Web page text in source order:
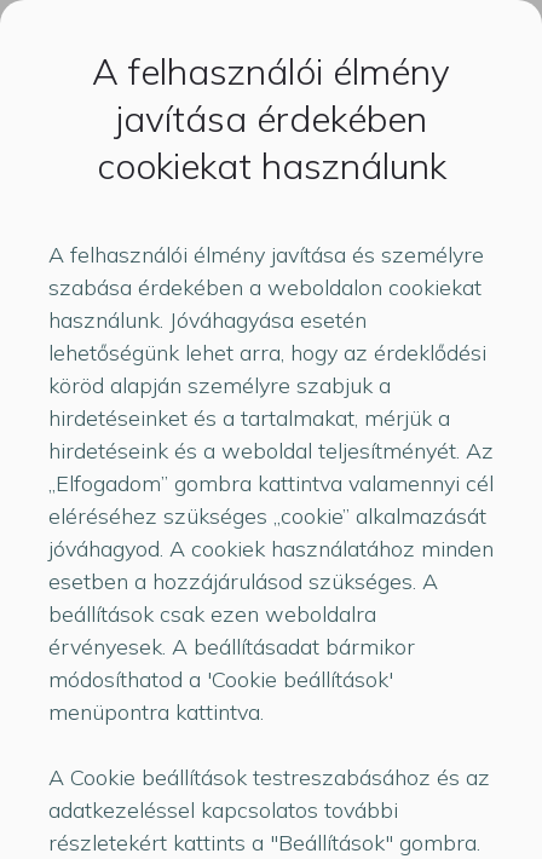
A felhasználói élmény
javítása érdekében
cookiekat használunk
A felhasználói élmény javítása és személyre
szabása érdekében a weboldalon cookiekat
használunk. Jóváhagyása esetén
lehetőségünk lehet arra, hogy az érdeklődési
köröd alapján személyre szabjuk a
hirdetéseinket és a tartalmakat, mérjük a
hirdetéseink és a weboldal teljesítményét. Az
„Elfogadom” gombra kattintva valamennyi cél
eléréséhez szükséges „cookie” alkalmazását
jóváhagyod. A cookiek használatához minden
esetben a hozzájárulásod szükséges. A
beállítások csak ezen weboldalra
érvényesek. A beállításadat bármikor
módosíthatod a 'Cookie beállítások'
menüpontra kattintva.
A Cookie beállítások testreszabásához és az
adatkezeléssel kapcsolatos további
részletekért kattints a "Beállítások" gombra.
Új-LCD-kijelzők-
A rendelés leadásához kérjük kijelzőnek a
nevét küld el a lenti űrlap segítségével vagy,
küld el azinfo@hasznaltlaptopszerviz.hu e-
mail címre.
Kiemelt Ajánlatunk